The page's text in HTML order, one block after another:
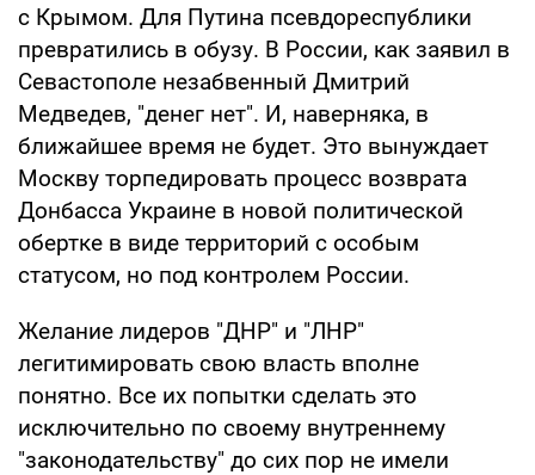
с Крымом. Для Путина псевдореспублики
превратились в обузу. В России, как заявил в
Севастополе незабвенный Дмитрий
Медведев, "денег нет". И, наверняка, в
ближайшее время не будет. Это вынуждает
Москву торпедировать процесс возврата
Донбасса Украине в новой политической
обертке в виде территорий с особым
статусом, но под контролем России.
Желание лидеров "ДНР" и "ЛНР"
легитимировать свою власть вполне
понятно. Все их попытки сделать это
исключительно по своему внутреннему
"законодательству" до сих пор не имели